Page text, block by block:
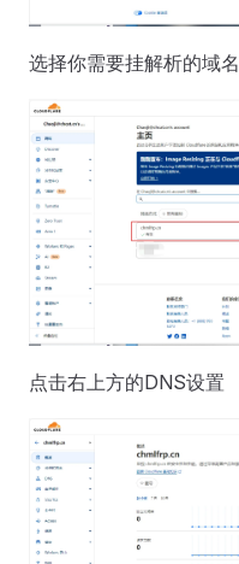
选择你需要挂解析的域名
点击右上方的DNS设置